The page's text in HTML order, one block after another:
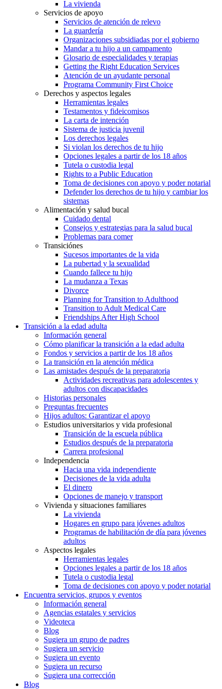
La vivienda
Servicios de apoyo
Servicios de atención de relevo
La guardería
Organizaciones subsidiadas por el gobierno
Mandar a tu hijo a un campamento
Glosario de especialidades y terapias
Getting the Right Education Services
Atención de un ayudante personal
Programa Community First Choice
Derechos y aspectos legales
Herramientas legales
Testamentos y fideicomisos
La carta de intención
Sistema de justicia juvenil
Los derechos legales
Si violan los derechos de tu hijo
Opciones legales a partir de los 18 años
Tutela o custodia legal
Rights to a Public Education
Toma de decisiones con apoyo y poder notarial
Defender los derechos de tu hijo y cambiar los
sistemas
Alimentación y salud bucal
Cuidado dental
Consejos y estrategias para la salud bucal
Problemas para comer
Transiciónes
Sucesos importantes de la vida
La pubertad y la sexualidad
Cuando fallece tu hijo
La mudanza a Texas
Divorce
Planning for Transition to Adulthood
Transition to Adult Medical Care
Friendships After High School
Transición a la edad adulta
Información general
Cómo planificar la transición a la edad adulta
Fondos y servicios a partir de los 18 años
La transición en la atención médica
Las amistades después de la preparatoria
Actividades recreativas para adolescentes y
adultos con discapacidades
Historias personales
Preguntas frecuentes
Hijos adultos: Garantizar el apoyo
Estudios universitarios y vida profesional
Transición de la escuela pública
Estudios después de la preparatoria
Carrera profesional
Independencia
Hacia una vida independiente
Decisiones de la vida adulta
El dinero
Opciones de manejo y transport
Vivienda y situaciones familiares
La vivienda
Hogares en grupo para jóvenes adultos
Programas de habilitación de día para jóvenes
adultos
Aspectos legales
Herramientas legales
Opciones legales a partir de los 18 años
Tutela o custodia legal
Toma de decisiones con apoyo y poder notarial
Encuentra servicios, grupos y eventos
Información general
Agencias estatales y servicios
Videoteca
Blog
Sugiera un grupo de padres
Sugiera un servicio
Sugiera un evento
Sugiera un recurso
Sugiera una corrección
Blog